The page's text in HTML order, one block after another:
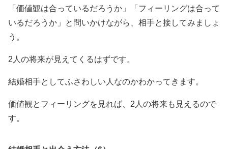
「価値観は合っているだろうか」「フィーリングは合って
いるだろうか」と問いかけながら、相手と接してみましょ
う。
2人の将来が見えてくるはずです。
結婚相手としてふさわしい人なのかわかってきます。
価値観とフィーリングを見れば、2人の将来も見えるので
す。